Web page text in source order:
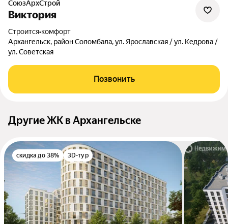
СоюзАрхСтрой
Виктория
Строится•комфорт
Архангельск, район Соломбала, ул. Ярославская / ул. Кедрова /
ул. Советская
Позвонить
Другие ЖК в Архангельске
скидка до 38% 3D-тур